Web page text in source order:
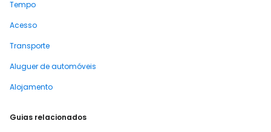
Tempo
Acesso
Transporte
Aluguer de automóveis
Alojamento
Guias relacionados